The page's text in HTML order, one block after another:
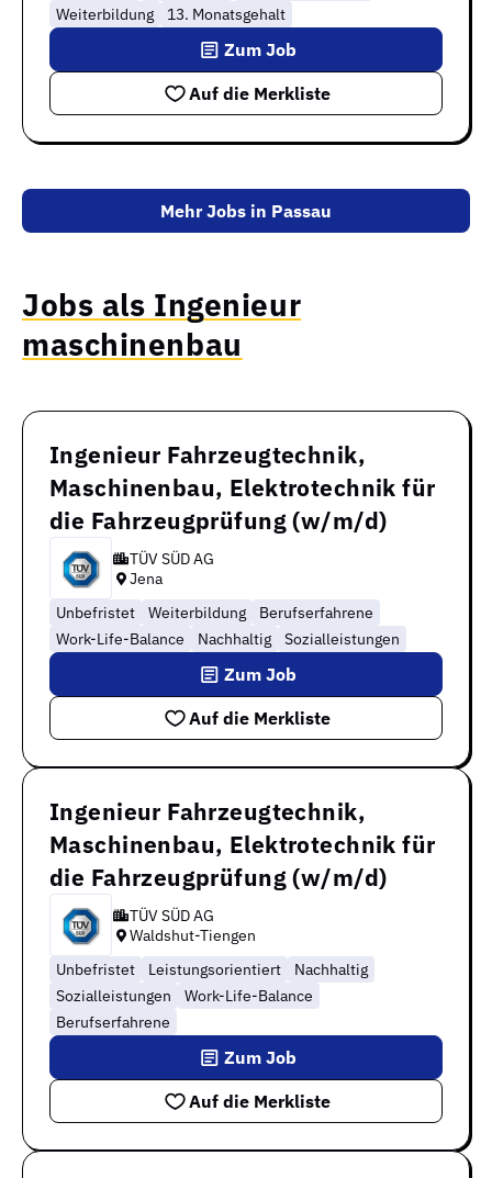
Weiterbildung
13. Monatsgehalt
Auf die Merkliste
Zum Job
Mehr Jobs in Passau
Jobs als Ingenieur
maschinenbau
Ingenieur Fahrzeugtechnik,
Maschinenbau, Elektrotechnik für
die Fahrzeugprüfung (w/m/d)
TÜV SÜD AG
Jena
Unbefristet
Weiterbildung
Berufserfahrene
Work-Life-Balance
Nachhaltig Sozialleistungen
Auf die Merkliste
Zum Job
Ingenieur Fahrzeugtechnik,
Maschinenbau, Elektrotechnik für
die Fahrzeugprüfung (w/m/d)
TÜV SÜD AG
Waldshut-Tiengen
Unbefristet
Leistungsorientiert
Nachhaltig
Sozialleistungen
Work-Life-Balance
Berufserfahrene
Auf die Merkliste
Zum Job